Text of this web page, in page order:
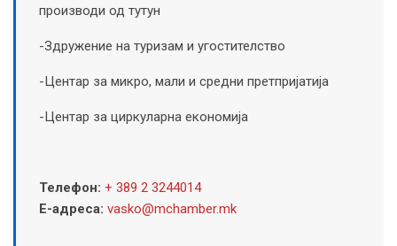
производи од тутун
-Здружение на туризам и угостителство
-Центар за микро, мали и средни претпријатија
-Центар за циркуларна економија
Телефон: + 389 2 3244014
Е-адреса: vasko@mchamber.mk